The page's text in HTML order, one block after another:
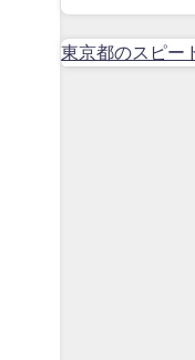
東京都のスピー